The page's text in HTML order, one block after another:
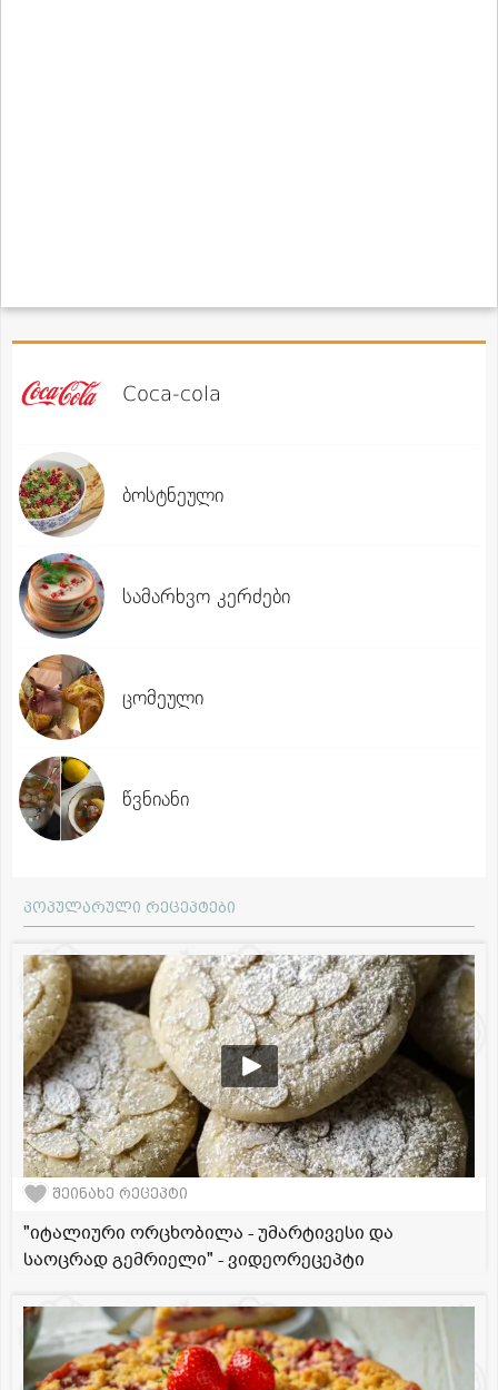
Coca-cola
ბოსტნეული
სამარხვო კერძები
ცომეული
წვნიანი
პოპულარული რეცეპტები
შეინახე რეცეპტი
"იტალიური ორცხობილა - უმარტივესი და
საოცრად გემრიელი" - ვიდეორეცეპტი